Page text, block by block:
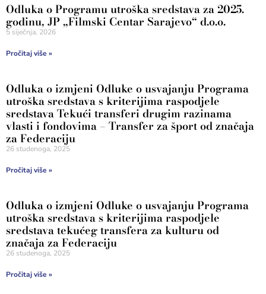
Odluka o Programu utroška sredstava za 2025.
godinu, JP „Filmski Centar Sarajevo“ d.o.o.
5 siječnja, 2026
Pročitaj više »
Odluka o izmjeni Odluke o usvajanju Programa
utroška sredstava s kriterijima raspodjele
sredstava Tekući transferi drugim razinama
vlasti i fondovima – Transfer za šport od značaja
za Federaciju
26 studenoga, 2025
Pročitaj više »
Odluka o izmjeni Odluke o usvajanju Programa
utroška sredstava s kriterijima raspodjele
sredstava tekućeg transfera za kulturu od
značaja za Federaciju
26 studenoga, 2025
Pročitaj više »